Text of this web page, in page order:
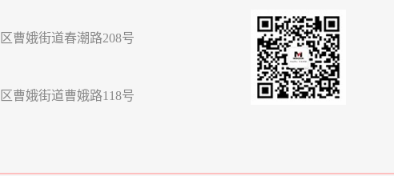
曹娥街道春潮路208号
曹娥街道曹娥路118号